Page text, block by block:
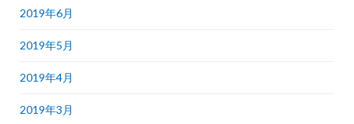
2019年6月
2019年5月
2019年4月
2019年3月